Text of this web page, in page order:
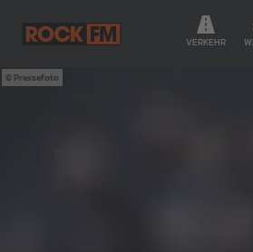
VERKEHR
Pressefoto